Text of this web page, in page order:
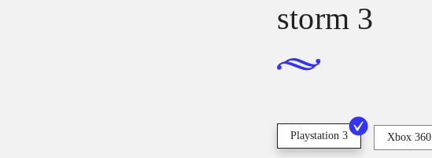
storm 3
Playstation 3 Xbox 360